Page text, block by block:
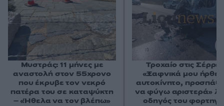
Μυστράς: 11 μήνες με
αναστολή στον 55χρονο
που έκρυβε τον νεκρό
πατέρα του σε καταψύκτη
– «Ήθελα να τον βλέπω»
Τροχαίο στις
«Ξαφνικά μου ήρθε
αυτοκίνητο,
να φύγω αριστερά»
οδηγός του